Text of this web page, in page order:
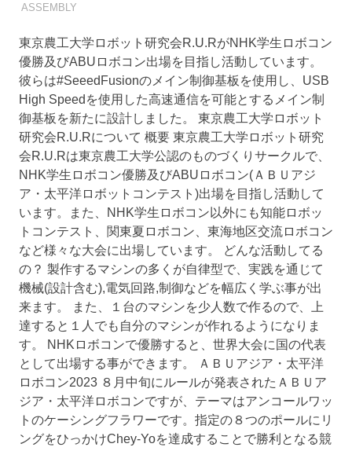
ASSEMBLY
東京農工大学ロボット研究会R.U.RがNHK学生ロボコン
優勝及びABUロボコン出場を目指し活動しています。
彼らは#SeeedFusionのメイン制御基板を使用し、USB
High Speedを使用した高速通信を可能とするメイン制
御基板を新たに設計しました。 東京農工大学ロボット
研究会R.U.Rについて 概要 東京農工大学ロボット研究
会R.U.Rは東京農工大学公認のものづくりサークルで、
NHK学生ロボコン優勝及びABUロボコン(ＡＢＵアジ
ア・太平洋ロボットコンテスト)出場を目指し活動して
います。また、NHK学生ロボコン以外にも知能ロボッ
トコンテスト、関東夏ロボコン、東海地区交流ロボコン
など様々な大会に出場しています。 どんな活動してる
の？ 製作するマシンの多くが自律型で、実践を通じて
機械(設計含む),電気回路,制御などを幅広く学ぶ事が出
来ます。 また、１台のマシンを少人数で作るので、上
達すると１人でも自分のマシンが作れるようになりま
す。 NHKロボコンで優勝すると、世界大会に国の代表
として出場する事ができます。 ＡＢＵアジア・太平洋
ロボコン2023 ８月中旬にルールが発表されたＡＢＵア
ジア・太平洋ロボコンですが、テーマはアンコールワッ
トのケーシングフラワーです。指定の８つのポールにリ
ングをひっかけChey-Yoを達成することで勝利となる競